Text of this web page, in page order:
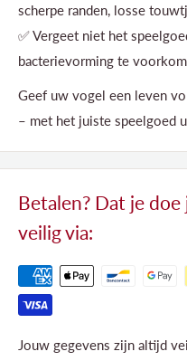
scherpe randen, losse
✅ Vergeet niet het
bacterievorming te
Geef uw vogel een leven
– met het juiste speelgoed
Betalen? Dat je
veilig via:
Jouw gegevens zijn altijd